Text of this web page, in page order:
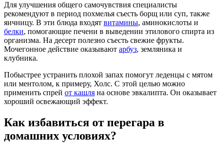
Для улучшения общего самочувствия специалисты
рекомендуют в период похмелья съесть борщ или суп, также
яичницу. В эти блюда входят витамины, аминокислоты и
белки, помогающие печени в выведении этилового спирта из
организма. На десерт полезно съесть свежие фрукты.
Мочегонное действие оказывают арбуз, земляника и
клубника.
Побыстрее устранить плохой запах помогут леденцы с мятом
или ментолом, к примеру, Холс. С этой целью можно
применить спрей от кашля на основе эвкалипта. Он оказывает
хороший освежающий эффект.
Как избавиться от перегара в
домашних условиях?